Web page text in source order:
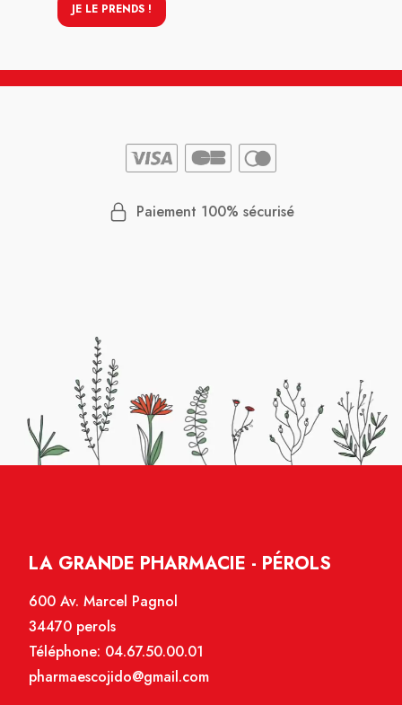
JE LE PRENDS !
Paiement 100% sécurisé
LA GRANDE PHARMACIE - PÉROLS
600 Av. Marcel Pagnol
34470 perols
Téléphone: 04.67.50.00.01
pharmaescojido@gmail.com